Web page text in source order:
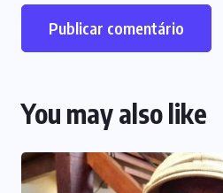
You may also like